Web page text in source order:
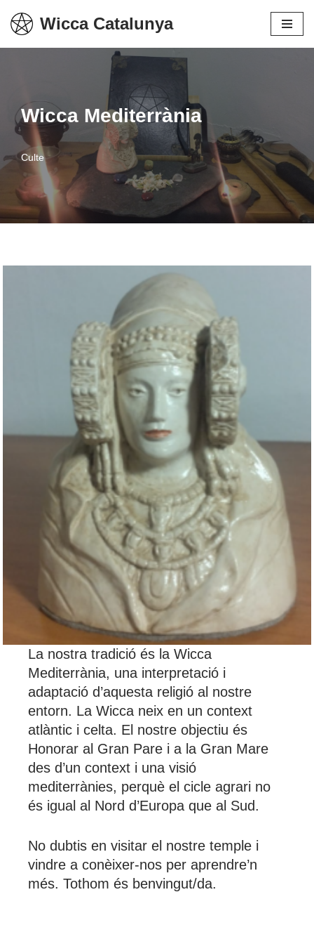
Vés
Wicca Catalunya
Wicca Mediterrània
Culte
La nostra tradició és la Wicca
Mediterrània, una interpretació i
adaptació d’aquesta religió al nostre
entorn. La Wicca neix en un context
atlàntic i celta. El nostre objectiu és
Honorar al Gran Pare i a la Gran Mare
des d’un context i una visió
mediterrànies, perquè el cicle agrari no
és igual al Nord d’Europa que al Sud.
No dubtis en visitar el nostre temple i
vindre a conèixer-nos per aprendre’n
més. Tothom és benvingut/da.